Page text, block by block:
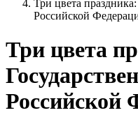
Три цвета
Российской
Три цвета
Российской